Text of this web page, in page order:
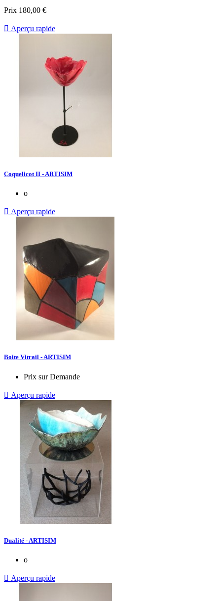
Prix 180,00 €
 Aperçu rapide
Coquelicot II - ARTISIM
o
 Aperçu rapide
Boite Vitrail - ARTISIM
Prix sur Demande
 Aperçu rapide
Dualité - ARTISIM
o
 Aperçu rapide